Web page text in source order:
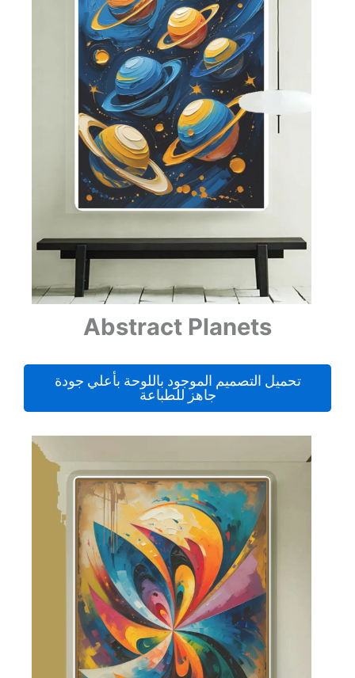
Abstract Planets
تحميل التصميم الموجود باللوحة بأعلي جودة
جاهز للطباعة